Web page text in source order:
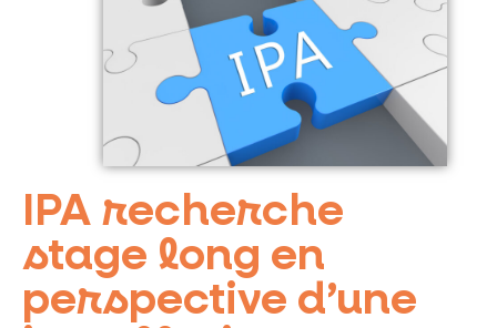
IPA recherche
stage long en
perspective d’une